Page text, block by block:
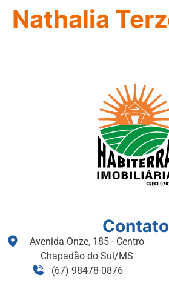
Nathalia
Contato
Avenida Onze, 185 - Centro
Chapadão do Sul/MS
(67) 98478-0876